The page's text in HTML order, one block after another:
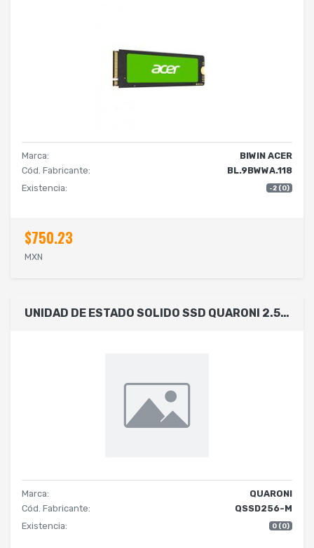
Marca:
BIWIN ACER
Cód. Fabricante:
BL.9BWWA.118
Existencia:
-2 (0)
$750.23
MXN
UNIDAD DE ESTADO SOLIDO SSD QUARONI 2.5 256GB / SATA3 / 6GB/S 7MM / LECT 530MB/S / ESCRIT 450MB/S.
Marca:
QUARONI
Cód. Fabricante:
QSSD256-M
Existencia:
0 (0)